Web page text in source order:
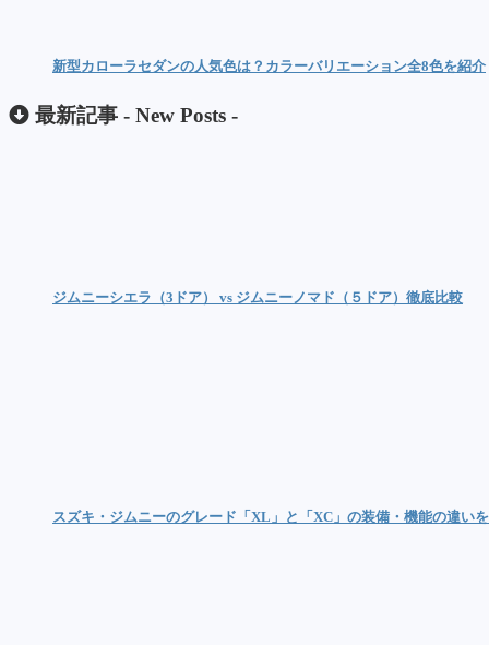
新型カローラセダンの人気色は？カラーバリエーション全8色を紹介
最新記事 - New Posts -
ジムニーシエラ（3ドア） vs ジムニーノマド（５ドア）徹底比較
スズキ・ジムニーのグレード「XL」と「XC」の装備・機能の違い